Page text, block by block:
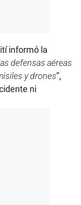
informó la
defensas aéreas
y drones”,
ni